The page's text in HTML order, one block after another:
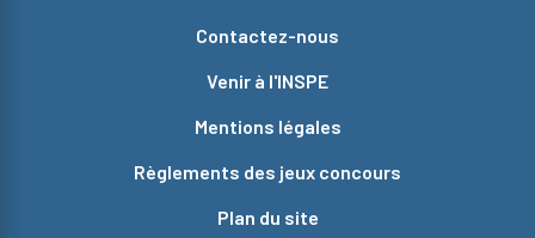
Contactez-nous
Venir à l'INSPE
Mentions légales
Règlements des jeux concours
Plan du site